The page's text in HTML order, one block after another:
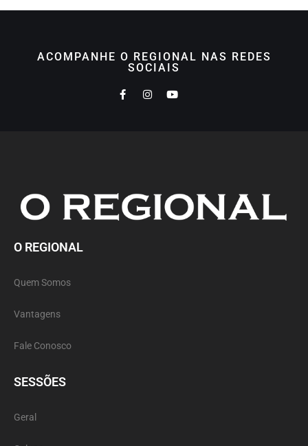
ACOMPANHE O REGIONAL NAS REDES
SOCIAIS
O REGIONAL
Quem Somos
Vantagens
Fale Conosco
SESSÕES
Geral